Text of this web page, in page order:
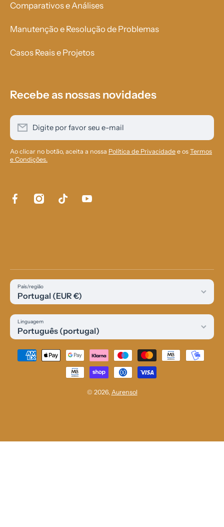
Comparativos e Análises
Manutenção e Resolução de Problemas
Casos Reais e Projetos
Recebe as nossas novidades
Digite por favor seu e-mail
Ao clicar no botão, aceita a nossa Política de Privacidade e os Termos
e Condições.
facebookcom/aurensol84
instagramcom/aurensol_com/
tiktokcom/@aurensolcom
youtubecom/@Aurensol
País/região
Portugal (EUR €)
Linguagem
Português (portugal)
Métodos de Pagamento
© 2026, Aurensol